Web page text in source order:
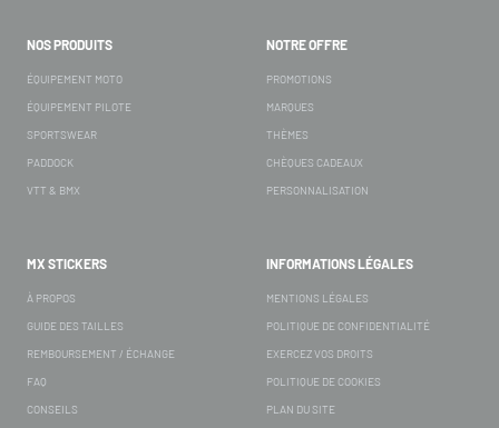
NOS PRODUITS
ÉQUIPEMENT MOTO
ÉQUIPEMENT PILOTE
SPORTSWEAR
PADDOCK
VTT & BMX
NOTRE OFFRE
PROMOTIONS
MARQUES
THÈMES
CHÈQUES CADEAUX
PERSONNALISATION
MX STICKERS
À PROPOS
GUIDE DES TAILLES
REMBOURSEMENT / ÉCHANGE
FAQ
CONSEILS
INFORMATIONS LÉGALES
MENTIONS LÉGALES
POLITIQUE DE CONFIDENTIALITÉ
EXERCEZ VOS DROITS
POLITIQUE DE COOKIES
PLAN DU SITE